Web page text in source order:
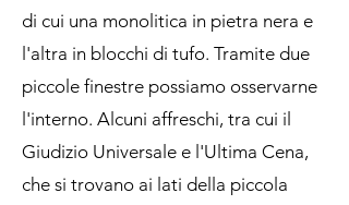
di cui una monolitica in pietra nera e
l'altra in blocchi di tufo. Tramite due
piccole finestre possiamo osservarne
l'interno. Alcuni affreschi, tra cui il
Giudizio Universale e l'Ultima Cena,
che si trovano ai lati della piccola